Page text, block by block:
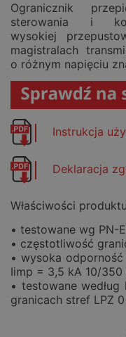
Ogranicznik
sterowania i
wysokiej
magistralach
o różnym napięciu
Instrukcja
Deklaracja
Właściwości
• testowane wg PN-
• częstotliwość
• wysoka
Iimp = 3,5 kA 10/350
• testowane
granicach stref LPZ